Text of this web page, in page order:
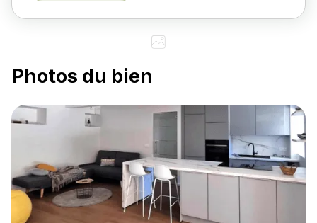
Photos du bien